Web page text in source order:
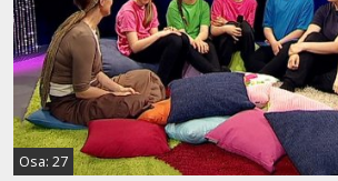
Osa: 27